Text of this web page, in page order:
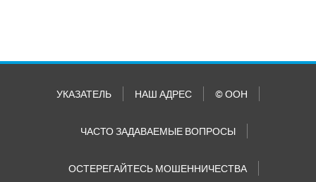
УКАЗАТЕЛЬ НАШ АДРЕС © ООН
ЧАСТО ЗАДАВАЕМЫЕ ВОПРОСЫ
ОСТЕРЕГАЙТЕСЬ МОШЕННИЧЕСТВА